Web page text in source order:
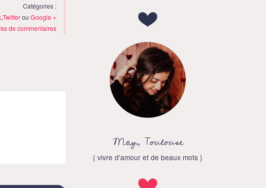
Catégories :
,TwitterouGoogle +
de commentaires
May, Toulouse
{ vivre d'amour et de beaux mots }